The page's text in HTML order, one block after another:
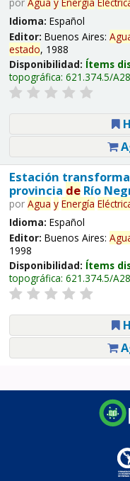
Idioma: Español
Editor: Buenos Aires:
estado, 1988
Disponibilidad: Ítems
topográfica: 621.374.5/
Estación
provincia deRío
por Agua y Energía
Idioma: Español
Editor: Buenos Aires:
1998
Disponibilidad: Ítems
topográfica: 621.374.5/